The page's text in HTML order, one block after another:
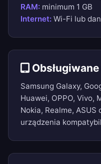
RAM: minimum 1 GB
Internet: Wi-Fi lub
Samsung Galaxy,
Huawei, OPPO, Vivo,
Nokia, Realme,
urządzenia